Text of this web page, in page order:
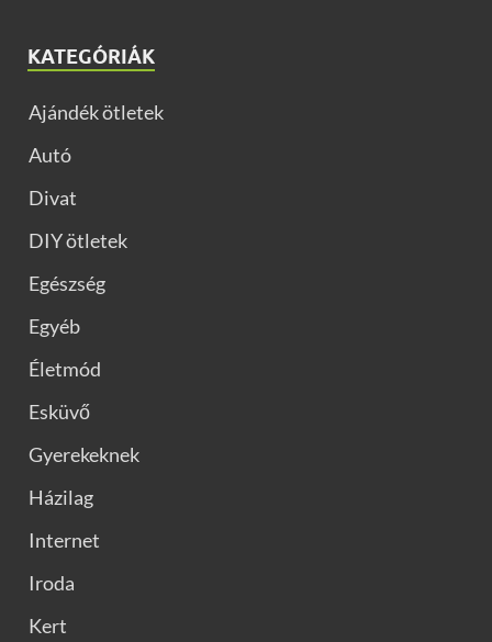
KATEGÓRIÁK
Ajándék ötletek
Autó
Divat
DIY ötletek
Egészség
Egyéb
Életmód
Esküvő
Gyerekeknek
Házilag
Internet
Iroda
Kert